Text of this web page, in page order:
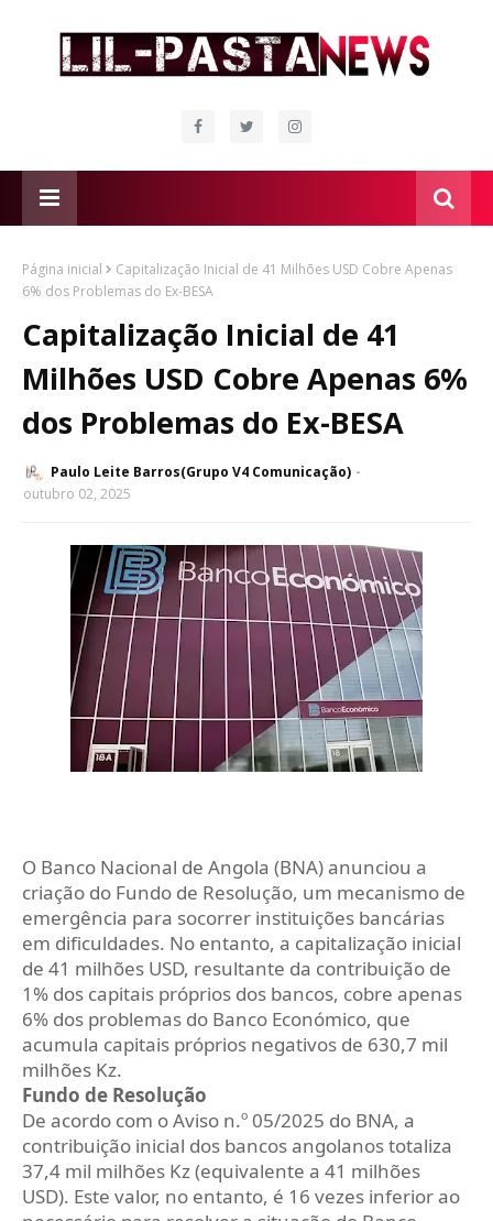
Página inicial
Capitalização Inicial de 41 Milhões USD Cobre Apenas
6% dos Problemas do Ex-BESA
Capitalização Inicial de 41
Milhões USD Cobre Apenas 6%
dos Problemas do Ex-BESA
Paulo Leite Barros(Grupo V4 Comunicação)
outubro 02, 2025
O Banco Nacional de Angola (BNA) anunciou a
criação do Fundo de Resolução, um mecanismo de
emergência para socorrer instituições bancárias
em dificuldades. No entanto, a capitalização inicial
de 41 milhões USD, resultante da contribuição de
1% dos capitais próprios dos bancos, cobre apenas
6% dos problemas do Banco Económico, que
acumula capitais próprios negativos de 630,7 mil
milhões Kz.
Fundo de Resolução
De acordo com o Aviso n.º 05/2025 do BNA, a
contribuição inicial dos bancos angolanos totaliza
37,4 mil milhões Kz (equivalente a 41 milhões
USD). Este valor, no entanto, é 16 vezes inferior ao